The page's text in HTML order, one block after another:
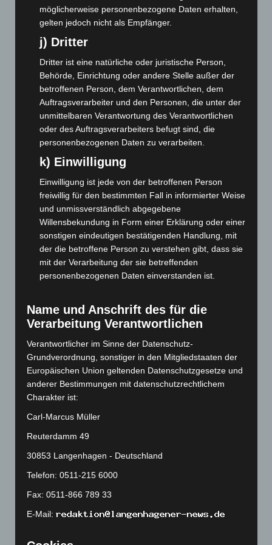
August 2024(107)
Juli 2024(89)
Juni 2024(107)
Mai 2024(149)
April 2024(102)
März 2024(103)
Februar 2024(103)
(111)
Dezember 2023 (130)
Oktober 2023(114)
September 2023(133)
August 2023(134)
Juli 2023 (118)
Juni 2023(142)
Mai 2023(139)
März 2023(174)
Januar 2023(140)
Dezember 2022(130)
November 2022
(167)
Mai 2022(177)
April 2022 (198)
März 2022
möglicherweise personenbezogene Daten erhalten,
gelten jedoch nicht als Empfänger.
j) Dritter
Dritter ist eine natürliche oder juristische Person,
Behörde, Einrichtung oder andere Stelle außer der
betroffenen Person, dem Verantwortlichen, dem
Auftragsverarbeiter und den Personen, die unter der
unmittelbaren Verantwortung des Verantwortlichen
oder des Auftragsverarbeiters befugt sind, die
personenbezogenen Daten zu verarbeiten.
k) Einwilligung
Einwilligung ist jede von der betroffenen Person
freiwillig für den bestimmten Fall in informierter Weise
und unmissverständlich abgegebene
Willensbekundung in Form einer Erklärung oder einer
sonstigen eindeutigen bestätigenden Handlung, mit
der die betroffene Person zu verstehen gibt, dass sie
mit der Verarbeitung der sie betreffenden
personenbezogenen Daten einverstanden ist.
Name und Anschrift des für die
Verarbeitung Verantwortlichen
Verantwortlicher im Sinne der Datenschutz-
Grundverordnung, sonstiger in den Mitgliedstaaten der
Europäischen Union geltenden Datenschutzgesetze und
anderer Bestimmungen mit datenschutzrechtlichem
Charakter ist:
Carl-Marcus Müller
Reuterdamm 49
30853 Langenhagen - Deutschland
Telefon: 0511-215 6000
Fax: 0511-866 789 33
E-Mail: